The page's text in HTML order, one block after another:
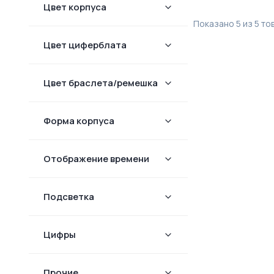
Цвет корпуса
Цвет циферблата
Цвет браслета/ремешка
Форма корпуcа
Отображение времени
Подсветка
Цифры
Показано5 из5